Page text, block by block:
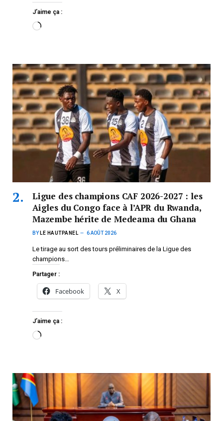
J’aime ça :
Ligue des champions CAF 2026-2027 : les
Aigles du Congo face à l’APR du Rwanda,
Mazembe hérite de Medeama du Ghana
BY LE HAUTPANEL 6 AOÛT 2026
Le tirage au sort des tours préliminaires de la Ligue des
champions…
Partager :
Facebook X
J’aime ça :